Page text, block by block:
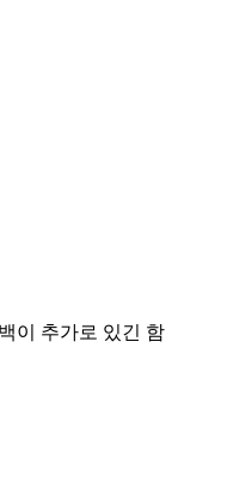
이 추가로 있긴 함